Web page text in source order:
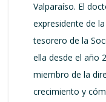
Valparaíso. El
expresidente de
tesorero de la
ella desde el año
miembro de la
crecimiento y